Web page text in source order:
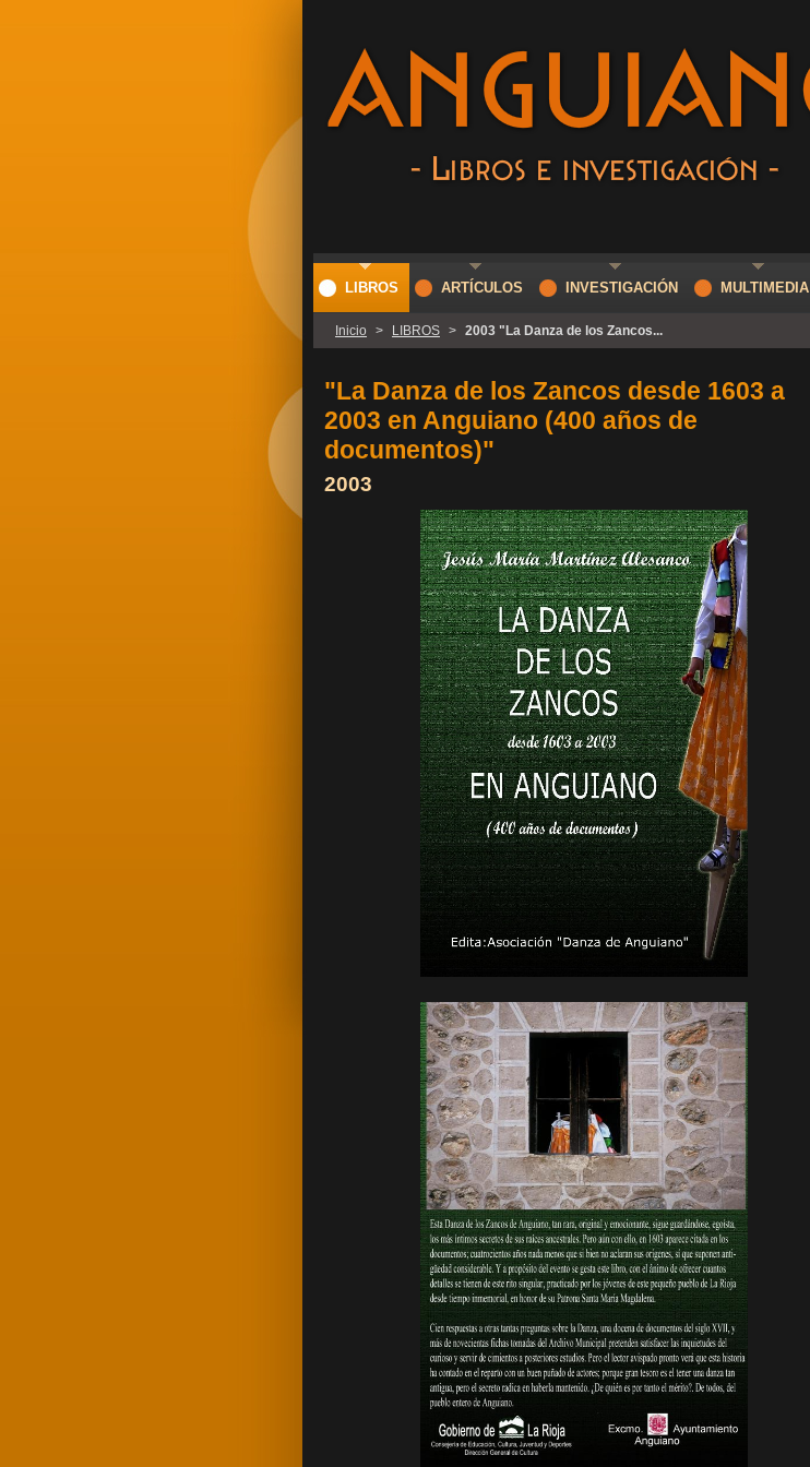
Inicio > LIBROS > 2003 "La Danza de los Zancos...
"La Danza de los Zancos desde 1603 a
2003 en Anguiano (400 años de
documentos)"
2003
LIBROS ARTÍCULOS INVESTIGACIÓN MULTIMEDIA